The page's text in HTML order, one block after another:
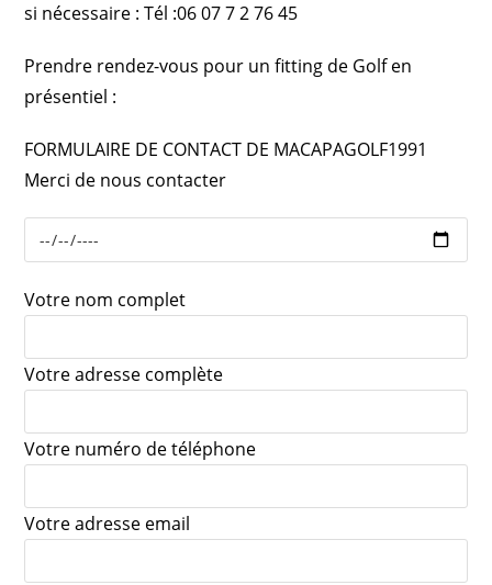
si nécessaire : Tél :06 07 7 2 76 45
Prendre rendez-vous pour un fitting de Golf en
présentiel :
FORMULAIRE DE CONTACT DE MACAPAGOLF1991
Merci de nous contacter
Votre nom complet
Votre adresse complète
Votre numéro de téléphone
Votre adresse email